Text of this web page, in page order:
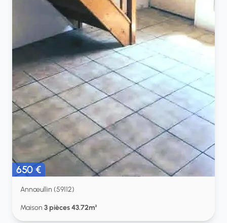
650 €
Annœullin (59112)
Maison 3 pièces 43.72m²